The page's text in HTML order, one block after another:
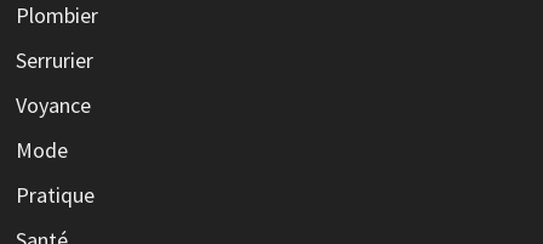
Plombier
Serrurier
Voyance
Mode
Pratique